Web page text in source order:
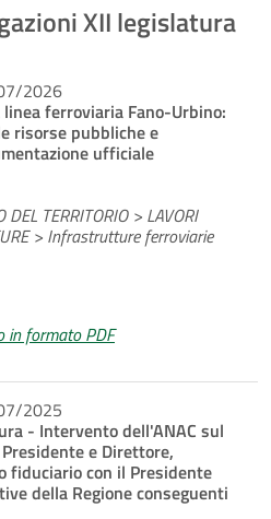
XII legislatura
2026
ferroviaria Fano-Urbino:
risorse pubbliche e
ufficiale
DEL TERRITORIO > LAVORI
> Infrastrutture ferroviarie
in formato PDF
2025
- Intervento dell'ANAC sul
e Direttore,
fiduciario con il Presidente
della Regione conseguenti